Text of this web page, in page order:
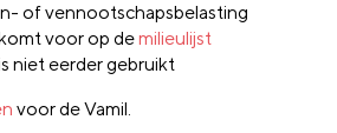
of vennootschapsbelasting
voor op demilieulijst
niet eerder gebruikt
voor de Vamil.